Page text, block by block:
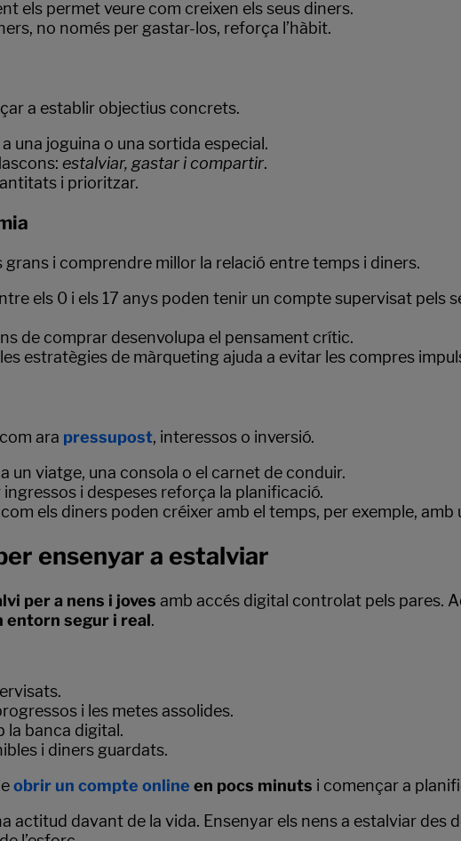
els permet veure com creixen els seus diners.
no només per gastar-los, reforça l’hàbit.
a establir objectius concrets.
una joguina o una sortida especial.
estalviar, gastar i compartir.
i prioritzar.
i comprendre millor la relació entre temps i diners.
els 0 i els 17 anys poden tenir un compte supervisat pels
de comprar desenvolupa el pensament crític.
estratègies de màrqueting ajuda a evitar les compres
ara pressupost, interessos o inversió.
un viatge, una consola o el carnet de conduir.
ingressos i despeses reforça la planificació.
els diners poden créixer amb el temps, per exemple, amb
ensenyar a estalviar
per a nens i joves amb accés digital controlat pels pares.
entorn segur i real.
i les metes assolides.
la banca digital.
i diners guardats.
obrir un compte online en pocs minuts i començar a
actitud davant de la vida. Ensenyar els nens a estalviar des